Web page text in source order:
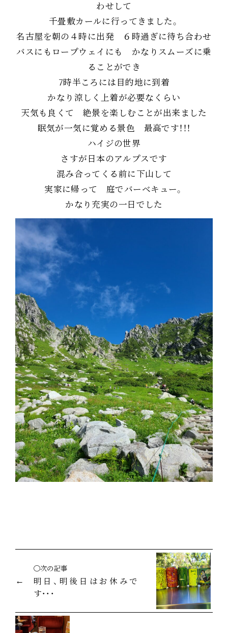
わせして
千畳敷カールに行ってきました。
名古屋を朝の４時に出発 ６時過ぎに待ち合わせ
バスにもロープウェイにも かなりスムーズに乗
ることができ
7時半ころには目的地に到着
かなり涼しく上着が必要なくらい
天気も良くて 絶景を楽しむことが出来ました
眠気が一気に覚める景色 最高です！！！
ハイジの世界
さすが日本のアルプスです
混み合ってくる前に下山して
実家に帰って 庭でバーベキュー。
かなり充実の一日でした
◯次の記事
明日、明後日はお休みで
す・・・